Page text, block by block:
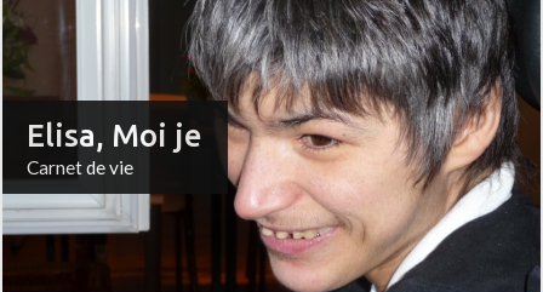
Elisa, Moi je
Carnet de vie